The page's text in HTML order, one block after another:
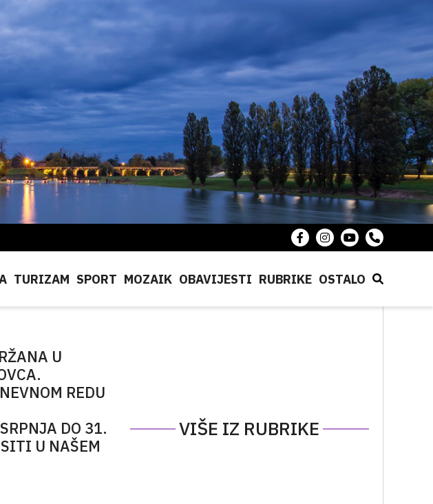
TURIZAM SPORT MOZAIK OBAVIJESTI RUBRIKE OSTALO
U
REDU
DO 31.
U NAŠEM
VIŠE IZ RUBRIKE